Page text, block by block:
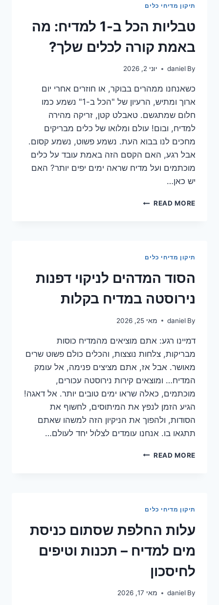
האמיתית
עכשיו!
תיקון מדיחי כלים
טבליות הכל ב-1 למדיח: מה
באמת קורה לכלים שלך?
By
daniel יוני 2, 2026
כשאנחנו ממהרים בבוקר, או חוזרים אחרי יום
ארוך ומתיש, הרעיון של "הכל ב-1" נשמע כמו
חלום שמתגשם. טאבלט קטן, זריקה מהירה
למדיח, ובום! עולם ומלואו של כלים מבריקים
מחכים לנו בבוא העת. נשמע פשוט, נשמע קסום.
אבל רגע, האם הקסם הזה באמת עובד על כלים
מוכתמים ועל מדיח שראה ימים יפים יותר? האם
יש כאן…
READ MOREטבליות
לכלים
שלך?
תיקון מדיחי כלים
הסוד המדהים לניקוי דפנות
נירוסטה במדיח בקלות
By
daniel מאי 25, 2026
דמיינו רגע: אתם מוציאים מהמדיח כוסות
מבריקות, צלחות נוצצות, והכלים כולם פשוט שרים
מאושר. אבל אז, אתם מציצים פנימה, אל עומק
המדיח… ומוצאים קירות נירוסטה עכורים,
מוכתמים, כאלה שראו ימים טובים יותר. אל דאגה!
הגיע הזמן לנפץ את המיתוסים, לחשוף את
הסודות, ולהפוך את הניקיון הזה למשהו שאתם
תתגאו בו. אנחנו עומדים לצלול יחד לעולם…
READ MOREהסוד
תיקון מדיחי כלים
עלות החלפת שסתום כניסת
מים למדיח – תכנות וטיפים
לחיסכון
By
daniel מאי 17, 2026